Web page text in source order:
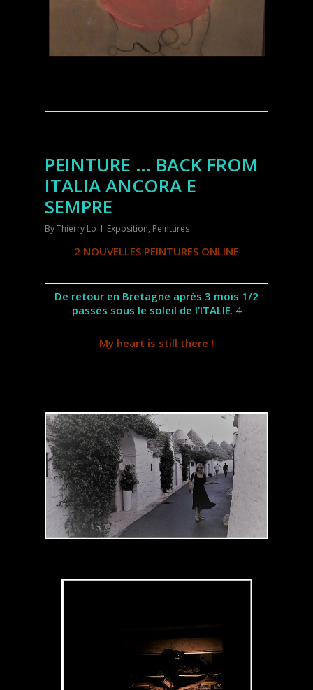
PEINTURE … BACK FROM
ITALIA ANCORA E
SEMPRE
ByThierry Lo Exposition, Peintures
2 NOUVELLES PEINTURES ONLINE
De retour en Bretagne après 3 mois 1/2
passés sous le soleil de l’ITALIE. 4
My heart is still there !